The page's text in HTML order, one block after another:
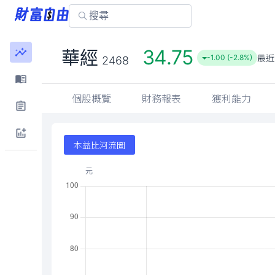
華經 2468 34.75 -1.00 (-2.8%) 最
個股概覽 財務報表 獲利能力
本益比河流圖